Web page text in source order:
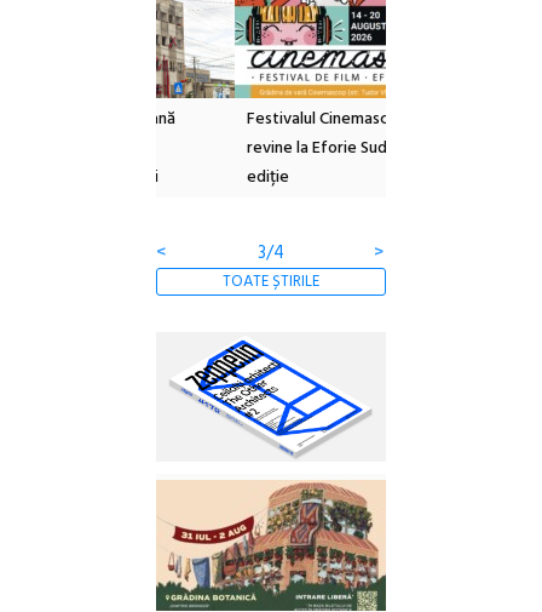
Festivalul Cinemascop
revine la Eforie Sud cu a IX-a
<
3/4 >
TOATE ȘTIRILE